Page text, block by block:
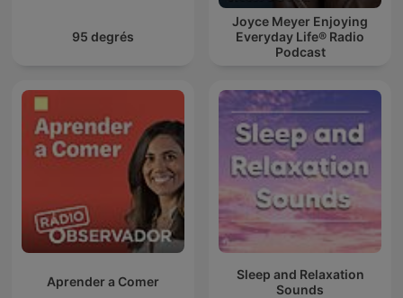
95 degrés
Joyce Meyer Enjoying
Everyday Life® Radio
Podcast
Aprender a Comer
Sleep and Relaxation
Sounds